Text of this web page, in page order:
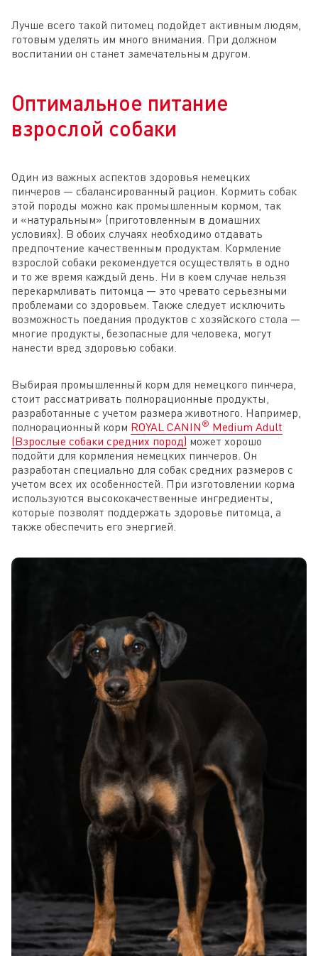
Лучше всего такой питомец подойдет активным людям,
готовым уделять им много внимания. При должном
воспитании он станет замечательным другом.
Оптимальное питание
взрослой собаки
Один из важных аспектов здоровья немецких
пинчеров — сбалансированный рацион. Кормить собак
этой породы можно как промышленным кормом, так
и «натуральным» (приготовленным в домашних
условиях). В обоих случаях необходимо отдавать
предпочтение качественным продуктам. Кормление
взрослой собаки рекомендуется осуществлять в одно
и то же время каждый день. Ни в коем случае нельзя
перекармливать питомца — это чревато серьезными
проблемами со здоровьем. Также следует исключить
возможность поедания продуктов с хозяйского стола —
многие продукты, безопасные для человека, могут
нанести вред здоровью собаки.
Выбирая промышленный корм для немецкого пинчера,
стоит рассматривать полнорационные продукты,
разработанные с учетом размера животного. Например,
полнорационный корм ROYAL CANIN ® Medium Adult
(Взрослые собаки средних пород) может хорошо
подойти для кормления немецких пинчеров. Он
разработан специально для собак средних размеров с
учетом всех их особенностей. При изготовлении корма
используются высококачественные ингредиенты,
которые позволят поддержать здоровье питомца, а
также обеспечить его энергией.